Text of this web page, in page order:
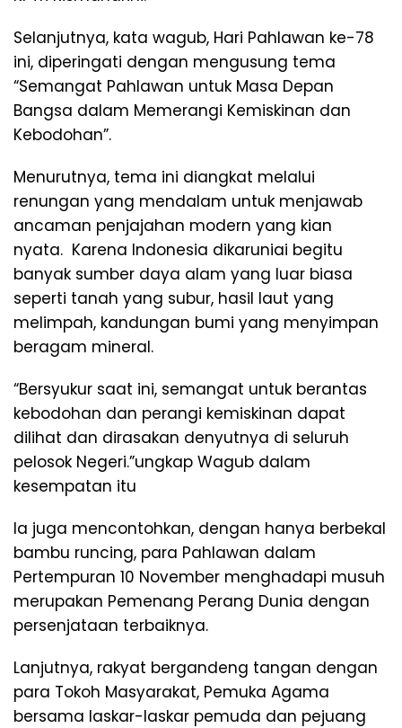
Selanjutnya, kata wagub, Hari Pahlawan ke-78
ini, diperingati dengan mengusung tema
“Semangat Pahlawan untuk Masa Depan
Bangsa dalam Memerangi Kemiskinan dan
Kebodohan”.
Menurutnya, tema ini diangkat melalui
renungan yang mendalam untuk menjawab
ancaman penjajahan modern yang kian
nyata. Karena Indonesia dikaruniai begitu
banyak sumber daya alam yang luar biasa
seperti tanah yang subur, hasil laut yang
melimpah, kandungan bumi yang menyimpan
beragam mineral.
“Bersyukur saat ini, semangat untuk berantas
kebodohan dan perangi kemiskinan dapat
dilihat dan dirasakan denyutnya di seluruh
pelosok Negeri.”ungkap Wagub dalam
kesempatan itu
Ia juga mencontohkan, dengan hanya berbekal
bambu runcing, para Pahlawan dalam
Pertempuran 10 November menghadapi musuh
merupakan Pemenang Perang Dunia dengan
persenjataan terbaiknya.
Lanjutnya, rakyat bergandeng tangan dengan
para Tokoh Masyarakat, Pemuka Agama
bersama laskar-laskar pemuda dan pejuang